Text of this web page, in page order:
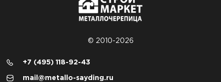
© 2010-2026
+7 (495) 118-92-43
mail@metallo-sayding.ru